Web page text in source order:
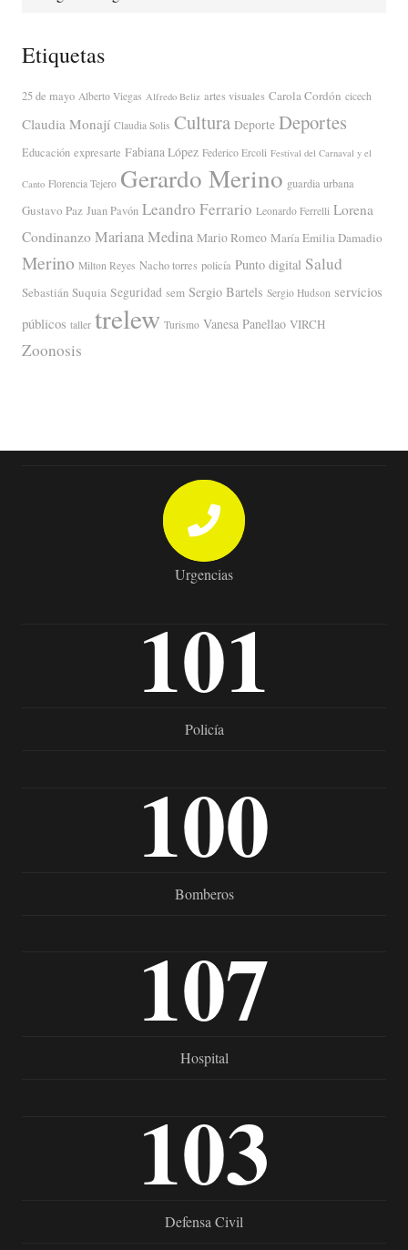
Etiquetas
25 de mayo Alberto Viegas Alfredo Beliz artes visuales Carola Cordón cicech
Claudia Monají Claudia Solis Cultura Deporte Deportes
Educación expresarte Fabiana López Federico Ercoli Festival del Carnaval y el
Canto Florencia Tejero Gerardo Merino guardia urbana
Gustavo Paz Juan Pavón Leandro Ferrario Leonardo Ferrelli Lorena
Condinanzo Mariana Medina Mario Romeo María Emilia Damadio
Merino Milton Reyes Nacho torres policía Punto digital Salud
Sebastián Suquia Seguridad sem Sergio Bartels Sergio Hudson servicios
públicos taller trelew Turismo Vanesa Panellao VIRCH
Zoonosis
Urgencias
101
Policía
100
Bomberos
107
Hospital
103
Defensa Civil